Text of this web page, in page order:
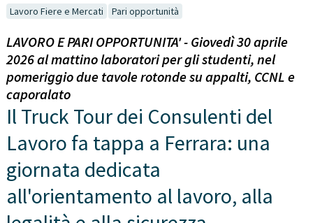
Lavoro Fiere e Mercati Pari opportunità
LAVORO E PARI OPPORTUNITA' - Giovedì 30 aprile
2026 al mattino laboratori per gli studenti, nel
pomeriggio due tavole rotonde su appalti, CCNL e
caporalato
Il Truck Tour dei Consulenti del
Lavoro fa tappa a Ferrara: una
giornata dedicata
all'orientamento al lavoro, alla